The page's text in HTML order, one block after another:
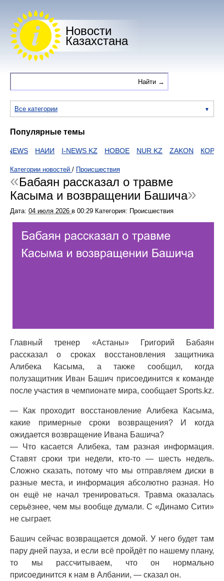
Новости
Казахстана
Все категории
Популярные темы
NEWS НАИИ I-NEWS KZ НОВОЕ NUR KZ ZAKON
Категории новостей / Происшествия
Бабаян рассказал о травме
Касыма и возвращении Башича
Дата: 04 июля 2026 в 00:29 Категория: Происшествия
Главный тренер «Астаны» Григорий Бабаян
рассказал о сроках восстановления защитника
Алибека Касыма, а также сообщил, когда
полузащитник Иван Башич присоединится к команде
после участия в чемпионате мира, сообщает Sports.kz.
— Как проходит восстановление Алибека Касыма,
какие примерные сроки возвращения? И когда
ожидается возвращение Ивана Башича?
— Что касается Алибека, там разная информация.
Ставят сроки три недели, кто-то — шесть недель.
Сложно сказать, потому что мы отправляем диски в
разные места, и информация абсолютно разная. Но
он ещё не начал тренироваться. Травма оказалась
серьёзнее, чем мы вообще думали. С «Динамо Сити»
не сыграет.
Башич сейчас возвращается домой. У него будет там
пару дней пауза, и если всё пройдёт по нашему плану,
то мы рассчитываем, что он нормально
присоединится к нам в Албании, — сказал он.